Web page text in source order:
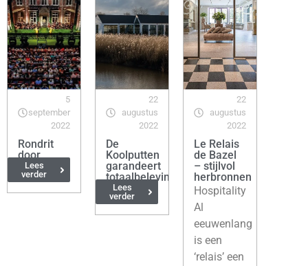
5
september
2022
Rondrit
door
België
Lees
verder
22
augustus
2022
De
Koolputten
garandeert
totaalbeleving
in alle rust
Lees
verder
22
augustus
2022
Le Relais
de Bazel
– stijlvol
herbronnen
Hospitality
Al
eeuwenlang
is een
‘relais’ een